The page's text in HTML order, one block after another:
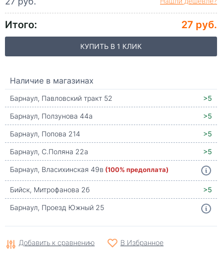
Итого: 27 руб.
КУПИТЬ В 1 КЛИК
Наличие в магазинах
Барнаул, Павловский тракт 52
>5
Барнаул, Ползунова 44а
>5
Барнаул, Попова 214
>5
Барнаул, С.Поляна 22а
>5
Барнаул, Власихинская 49в (100% предоплата)
Бийск, Митрофанова 2б
>5
Барнаул, Проезд Южный 25
Добавить к сравнению В Избранное